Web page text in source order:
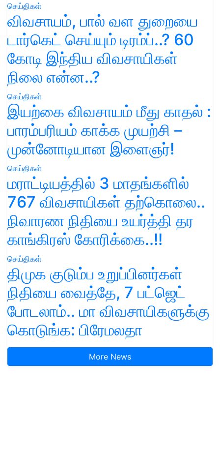
செய்திகள்
விவசாயம், பால் வள துறையை
டார்கெட் செய்யும் டிரம்ப்..? 60
கோடி இந்திய விவசாயிகள்
நிலை என்ன..?
செய்திகள்
இயற்கை விவசாயம் மீது காதல் :
பாரம்பரியம் காக்க முயற்சி –
முன்னோடியான இளைஞர்!
செய்திகள்
மராட்டியத்தில் 3 மாதங்களில்
767 விவசாயிகள் தற்கொலை..
நிவாரண நிதியை உயர்த்தி தர
காங்கிரஸ் கோரிக்கை..!!
செய்திகள்
திமுக குடும்ப உறுப்பினர்கள்
நிதியை வைத்தே, 7 பட்ஜெட்
போடலாம்.. மா விவசாயிகளுக்கு
கொடுங்க: பிரேமலதா
More News